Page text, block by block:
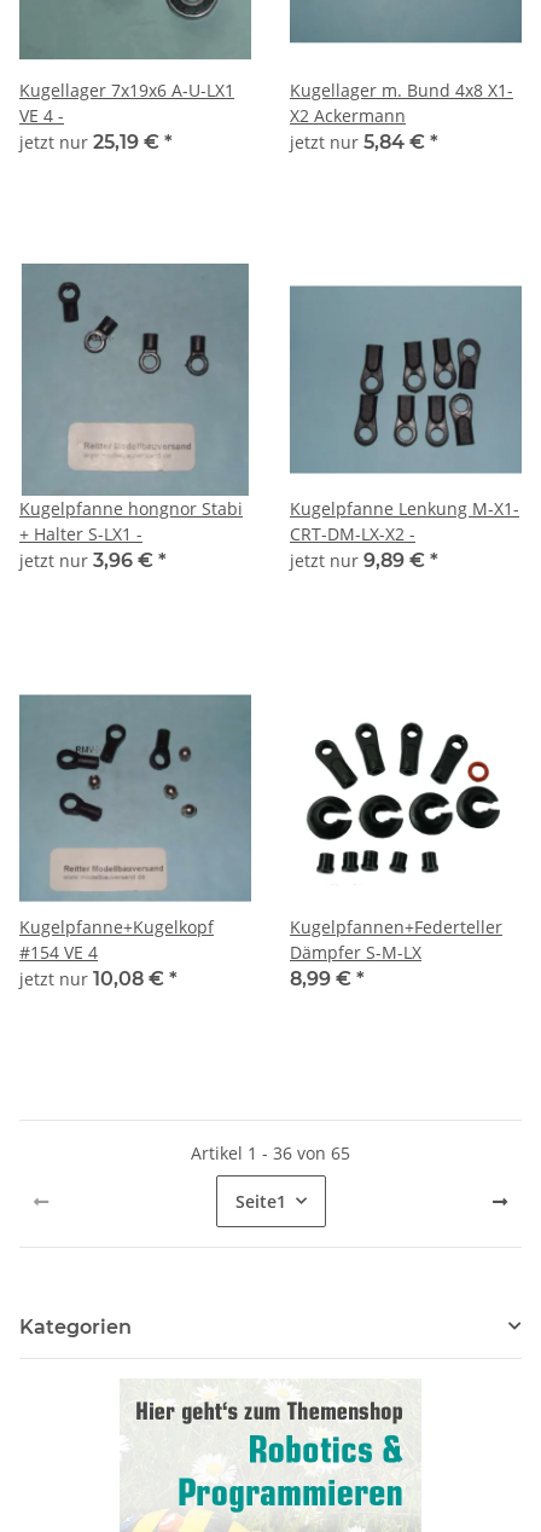
Kugellager 7x19x6 A-U-LX1
VE 4 -
jetzt nur 25,19 € *
Kugellager m. Bund 4x8 X1-
X2 Ackermann
jetzt nur 5,84 € *
Kugelpfanne hongnor Stabi
+ Halter S-LX1 -
jetzt nur 3,96 € *
Kugelpfanne Lenkung M-X1-
CRT-DM-LX-X2 -
jetzt nur 9,89 € *
Kugelpfanne+Kugelkopf
#154 VE 4
jetzt nur 10,08 € *
Kugelpfannen+Federteller
Dämpfer S-M-LX
8,99 € *
Artikel 1 - 36 von 65
Seite1
Kategorien